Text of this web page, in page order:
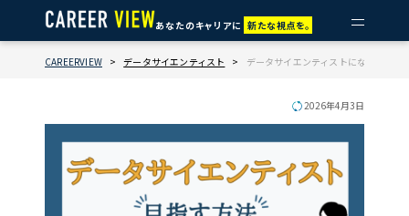
あなたのキャリアに 新たな視点を。
CAREERVIEW > データサイエンティスト > データサイエンティストになるため
2026年4月3日